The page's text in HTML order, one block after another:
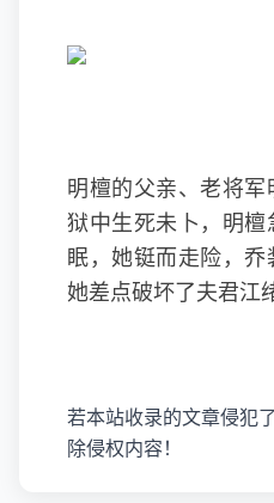
明檀的父亲、老将
狱中生死未卜，明
眠，她铤而走险，
她差点破坏了夫君江
若本站收录的文章侵犯
除侵权内容！